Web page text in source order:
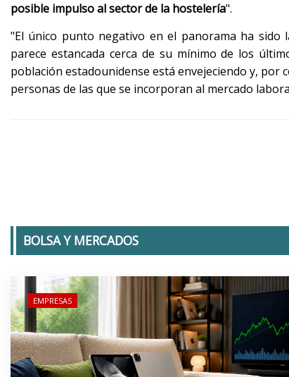
posible impulso al sector de la hostelería".
"El único punto negativo en el panorama ha sido
parece estancada cerca de su mínimo de los
población estadounidense está envejeciendo y, por
personas de las que se incorporan al mercado
BOLSA Y MERCADOS
EMPRESAS